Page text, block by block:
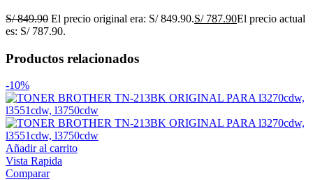
S/849.90 El precio original era: S/ 849.90.S/787.90El precio actual
es: S/ 787.90.
Productos relacionados
-10%
Añadir al carrito
Vista Rapida
Comparar